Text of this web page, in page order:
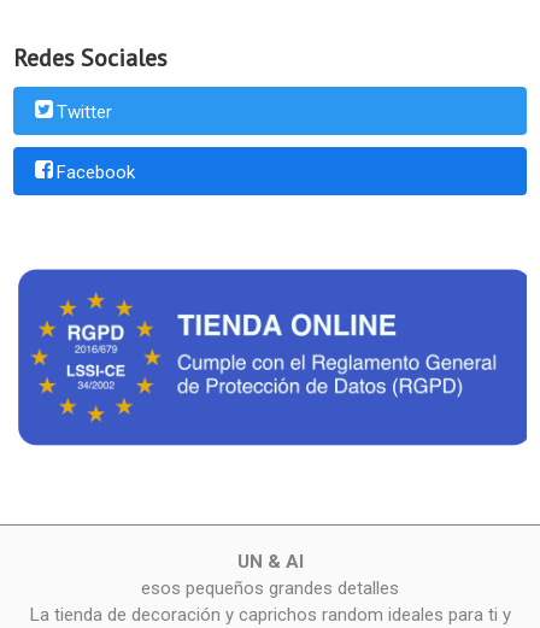
Redes Sociales
Twitter
Facebook
UN & AI
esos pequeños grandes detalles
La tienda de decoración y caprichos random ideales para ti y